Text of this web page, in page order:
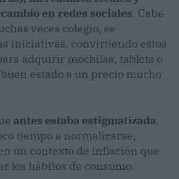
en redes sociales. Cabe
veces colegio, se
iniciativas, convirtiendo estos
adquirir mochilas, tablets o
estado a un precio mucho
antes estaba estigmatizada,
tiempo a normalizarse,
un contexto de inflación que
los hábitos de consumo.